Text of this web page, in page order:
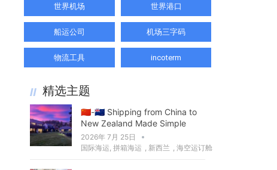
世界机场
船运公司
物流工具
世界港口
机场三字码
incoterm
精选主题
🇨🇳-🇳🇿 Shipping from China to
New Zealand Made Simple
2026年 7月 25日
国际海运 拼箱海运 新西兰 海空运订舱